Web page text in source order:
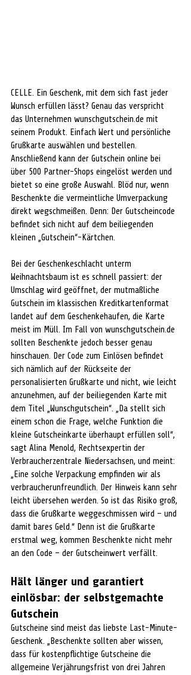
CELLE. Ein Geschenk, mit dem sich fast jeder
Wunsch erfüllen lässt? Genau das verspricht
das Unternehmen wunschgutschein.de mit
seinem Produkt. Einfach Wert und persönliche
Grußkarte auswählen und bestellen.
Anschließend kann der Gutschein online bei
über 500 Partner-Shops eingelöst werden und
bietet so eine große Auswahl. Blöd nur, wenn
Beschenkte die vermeintliche Umverpackung
direkt wegschmeißen. Denn: Der Gutscheincode
befindet sich nicht auf dem beiliegenden
kleinen „Gutschein“-Kärtchen.
Bei der Geschenkeschlacht unterm
Weihnachtsbaum ist es schnell passiert: der
Umschlag wird geöffnet, der mutmaßliche
Gutschein im klassischen Kreditkartenformat
landet auf dem Geschenkehaufen, die Karte
meist im Müll. Im Fall von wunschgutschein.de
sollten Beschenkte jedoch besser genau
hinschauen. Der Code zum Einlösen befindet
sich nämlich auf der Rückseite der
personalisierten Grußkarte und nicht, wie leicht
anzunehmen, auf der beiliegenden Karte mit
dem Titel „Wunschgutschein“. „Da stellt sich
einem schon die Frage, welche Funktion die
kleine Gutscheinkarte überhaupt erfüllen soll“,
sagt Alina Menold, Rechtsexpertin der
Verbraucherzentrale Niedersachsen, und meint:
„Eine solche Verpackung empfinden wir als
verbraucherunfreundlich. Der Hinweis kann sehr
leicht übersehen werden. So ist das Risiko groß,
dass die Grußkarte weggeschmissen wird – und
damit bares Geld.“ Denn ist die Grußkarte
erstmal weg, kommen Beschenkte nicht mehr
an den Code – der Gutscheinwert verfällt.
Hält länger und garantiert
einlösbar: der selbstgemachte
Gutschein
Gutscheine sind meist das liebste Last-Minute-
Geschenk. „Beschenkte sollten aber wissen,
dass für kostenpflichtige Gutscheine die
allgemeine Verjährungsfrist von drei Jahren